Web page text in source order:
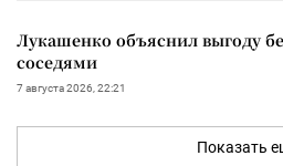
Лукашенко объяснил выгоду
соседями
7 августа 2026, 22:21
Показать